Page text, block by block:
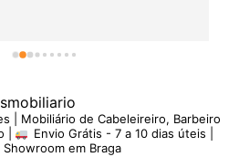
| Mobiliário de Cabeleireiro, Barbeiro
|
Envio Grátis - 7 a 10 dias úteis |
em Braga